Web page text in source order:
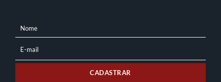
NOME
Nome
MAIL
E-mail
CADASTRAR